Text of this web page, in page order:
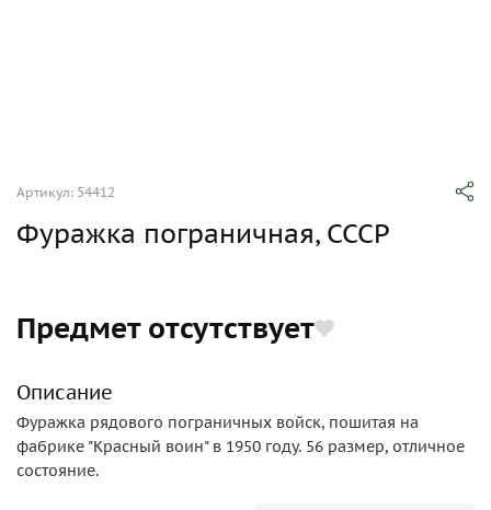
Артикул: 54412
Фуражка пограничная, СССР
Предмет отсутствует
Описание
Фуражка рядового пограничных войск, пошитая на
фабрике "Красный воин" в 1950 году. 56 размер, отличное
состояние.